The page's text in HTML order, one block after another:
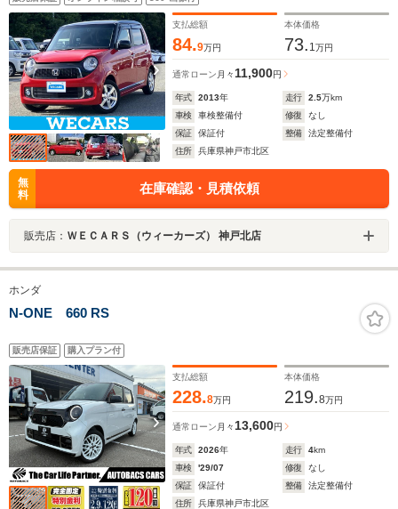
ップ/バックモニター/ワンセグTV/DVD
支払総額
84.9万円
本体価格
73. 1万円
通常ローン 月々 11,900円
年式 2013年 走行 2.5万km
車検
車検整備付 修復
なし
保証
保証付 整備
法定整備付
住所
兵庫県神戸市北区
無
料
在庫確認・見積依頼
販売店： ＷＥＣＡＲＳ（ウィーカーズ） 神戸北店
ホンダ
N-ONE 660 RS
販売店保証 購入プラン付
支払総額
228.8万円
本体価格
219.8万円
通常ローン 月々 13,600円
年式 2026年 走行 4km
車検
'29/07 修復
なし
保証
保証付 整備
法定整備付
住所
兵庫県神戸市北区